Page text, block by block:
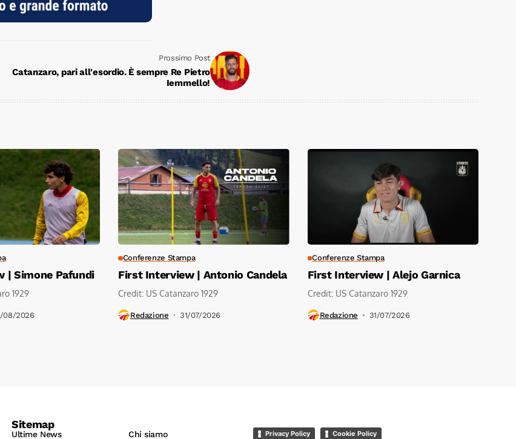
Prossimo Post
Catanzaro, pari all'esordio. È sempre Re Pietro
Iemmello!
| Simone Pafundi
1929
08/2026
Conferenze Stampa
First Interview | Antonio Candela
Credit: US Catanzaro 1929
Redazione 31/07/2026
Conferenze Stampa
First Interview | Alejo Garnica
Credit: US Catanzaro 1929
Redazione 31/07/2026
Sitemap
Ultime News Chi siamo Privacy Policy Cookie Policy